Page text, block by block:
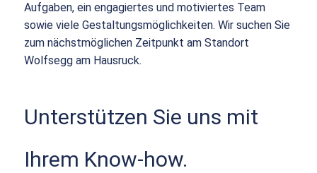
Aufgaben, ein engagiertes und motiviertes Team
sowie viele Gestaltungsmöglichkeiten. Wir suchen Sie
zum nächstmöglichen Zeitpunkt am Standort
Wolfsegg am Hausruck.
Unterstützen Sie uns mit
Ihrem Know-how.